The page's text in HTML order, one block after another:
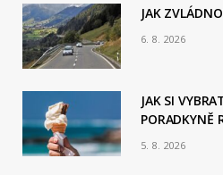
b
o
k
JAK
6. 8. 2026
JAK SI
PORADKYNĚ
5. 8. 2026